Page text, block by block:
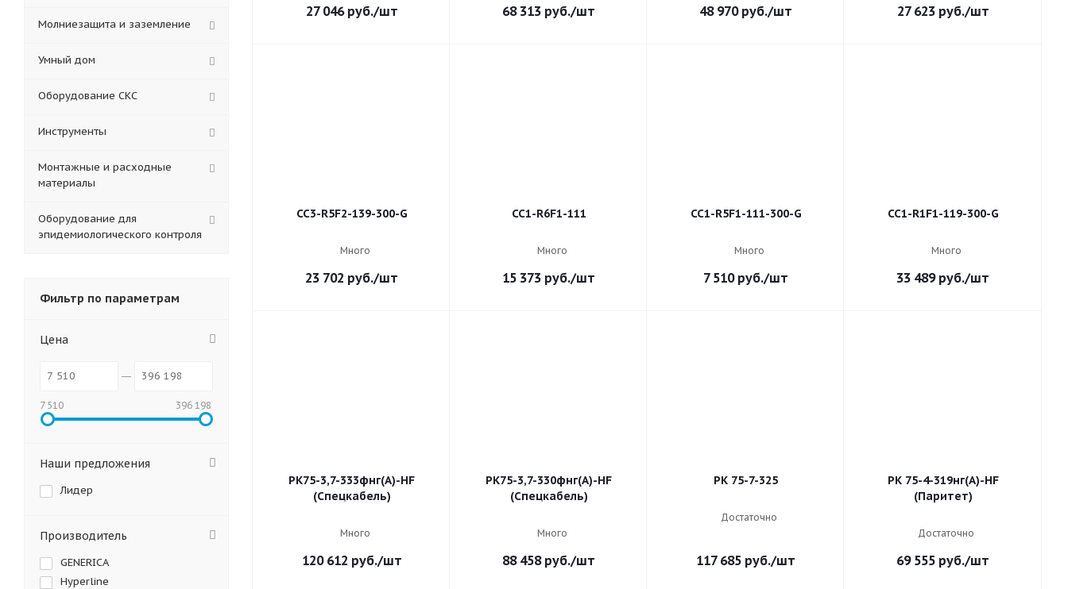
27 046руб./шт 68 313 руб./шт 48 970руб./шт 27 623руб./шт
CC3-R5F2-139-300-G
Много
23 702 руб./шт
CC1-R6F1-111
Много
15 373 руб./шт
CC1-R5F1-111-300-G
Много
7 510руб./шт
CC1-R1F1-119-300-G
Много
33 489руб./шт
РК75-3,7-333фнг(A)-HF
(Спецкабель)
Много
120 612 руб./шт
РК75-3,7-330фнг(A)-HF
(Спецкабель)
Много
88 458руб./шт
РК 75-7-325
Достаточно
117 685 руб./шт
РК 75-4-319нг(А)-HF
(Паритет)
Достаточно
69 555 руб./шт
Молниезащита и заземление
Умный дом
Оборудование СКС
Инструменты
Монтажные и расходные
материалы
Оборудование для
эпидемиологического контроля
Фильтр по параметрам
Цена
7 510 396 198
Наши предложения
Лидер
Производитель
GENERICA
Hyperline